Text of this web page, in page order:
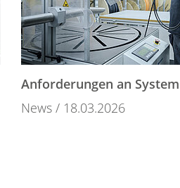
Anforderungen an
News
18.03.2026